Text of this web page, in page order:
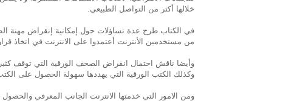
خلالها أكثر من التواصل الطبيعي.
في الكتاب طرح عدة تساؤلات حول إمكانية إنقراض مهنة
من مستخدمين الأنترنت أعتمدوا على الانترنت في اتخاذ
وأيضا ناقش احتمال انقراض الصحف الورقية التي توقف كثير
وكذلك الكتب الورقية التي يهددها سهولة الحصول على
ومن الامور التي خدمتها الانترنت الجانب المعرفي